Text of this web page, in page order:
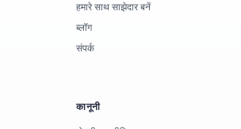
हमारे साथ साझेदार बनें
ब्लॉग
संपर्क
कानूनी